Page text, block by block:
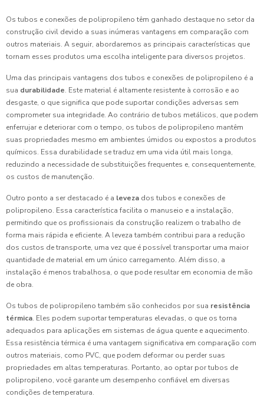
Os tubos e conexões de polipropileno têm ganhado destaque no setor da
construção civil devido a suas inúmeras vantagens em comparação com
outros materiais. A seguir, abordaremos as principais características que
tornam esses produtos uma escolha inteligente para diversos projetos.
Uma das principais vantagens dos tubos e conexões de polipropileno é a
sua durabilidade. Este material é altamente resistente à corrosão e ao
desgaste, o que significa que pode suportar condições adversas sem
comprometer sua integridade. Ao contrário de tubos metálicos, que podem
enferrujar e deteriorar com o tempo, os tubos de polipropileno mantêm
suas propriedades mesmo em ambientes úmidos ou expostos a produtos
químicos. Essa durabilidade se traduz em uma vida útil mais longa,
reduzindo a necessidade de substituições frequentes e, consequentemente,
os custos de manutenção.
Outro ponto a ser destacado é a leveza dos tubos e conexões de
polipropileno. Essa característica facilita o manuseio e a instalação,
permitindo que os profissionais da construção realizem o trabalho de
forma mais rápida e eficiente. A leveza também contribui para a redução
dos custos de transporte, uma vez que é possível transportar uma maior
quantidade de material em um único carregamento. Além disso, a
instalação é menos trabalhosa, o que pode resultar em economia de mão
de obra.
Os tubos de polipropileno também são conhecidos por sua resistência
térmica. Eles podem suportar temperaturas elevadas, o que os torna
adequados para aplicações em sistemas de água quente e aquecimento.
Essa resistência térmica é uma vantagem significativa em comparação com
outros materiais, como PVC, que podem deformar ou perder suas
propriedades em altas temperaturas. Portanto, ao optar por tubos de
polipropileno, você garante um desempenho confiável em diversas
condições de temperatura.